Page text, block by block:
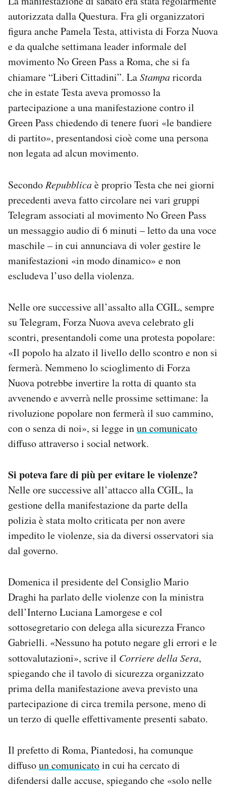
autorizzata dalla Questura. Fra gli organizzatori
figura anche Pamela Testa, attivista di Forza Nuova
e da qualche settimana leader informale del
movimento No Green Pass a Roma, che si fa
chiamare “Liberi Cittadini”. LaStamparicorda
che in estate Testa aveva promosso la
partecipazione a una manifestazione contro il
Green Pass chiedendo di tenere fuori «le bandiere
di partito», presentandosi cioè come una persona
non legata ad alcun movimento.
SecondoRepubblicaè proprio Testa che nei giorni
precedenti aveva fatto circolare nei vari gruppi
Telegram associati al movimento No Green Pass
un messaggio audio di 6 minuti – letto da una voce
maschile – in cui annunciava di voler gestire le
manifestazioni «in modo dinamico» e non
escludeva l’uso della violenza.
Nelle ore successive all’assalto alla CGIL, sempre
su Telegram, Forza Nuova aveva celebrato gli
scontri, presentandoli come una protesta popolare:
«Il popolo ha alzato il livello dello scontro e non si
fermerà. Nemmeno lo scioglimento di Forza
Nuova potrebbe invertire la rotta di quanto sta
avvenendo e avverrà nelle prossime settimane: la
rivoluzione popolare non fermerà il suo cammino,
con o senza di noi», si legge inun comunicato
diffuso attraverso i social network.
Si poteva fare di più per evitare le violenze?
Nelle ore successive all’attacco alla CGIL, la
gestione della manifestazione da parte della
polizia è stata molto criticata per non avere
impedito le violenze, sia da diversi osservatori sia
dal governo.
Domenica il presidente del Consiglio Mario
Draghi ha parlato delle violenze con la ministra
dell’Interno Luciana Lamorgese e col
sottosegretario con delega alla sicurezza Franco
Gabrielli. «Nessuno ha potuto negare gli errori e le
sottovalutazioni», scrive il Corriere della Sera,
spiegando che il tavolo di sicurezza organizzato
prima della manifestazione aveva previsto una
partecipazione di circa tremila persone, meno di
un terzo di quelle effettivamente presenti sabato.
Il prefetto di Roma, Piantedosi, ha comunque
diffusoun comunicatoin cui ha cercato di
difendersi dalle accuse, spiegando che «solo nelle